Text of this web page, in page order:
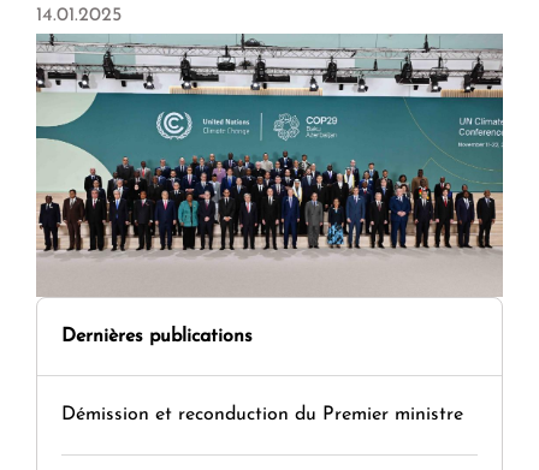
14.01.2025
Dernières publications
Démission et reconduction du Premier ministre